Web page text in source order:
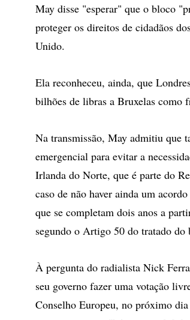
May disse "esperar" que o bloco
proteger os direitos de cidadãos
Unido.
Ela reconheceu, ainda, que
bilhões de libras a Bruxelas como
Na transmissão, May admitiu que
emergencial para evitar a
Irlanda do Norte, que é parte do
caso de não haver ainda um
que se completam dois anos a
segundo o Artigo 50 do tratado do
À pergunta do radialista Nick
seu governo fazer uma votação
Conselho Europeu, no próximo